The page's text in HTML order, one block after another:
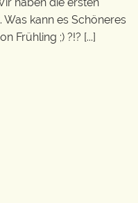
kann es Schöneres
Frühling ;) ?!? [...]